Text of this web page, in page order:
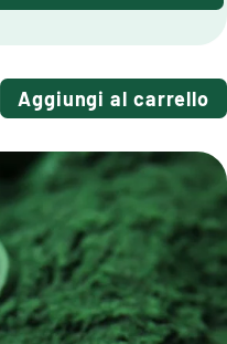
Aggiungi al carrello